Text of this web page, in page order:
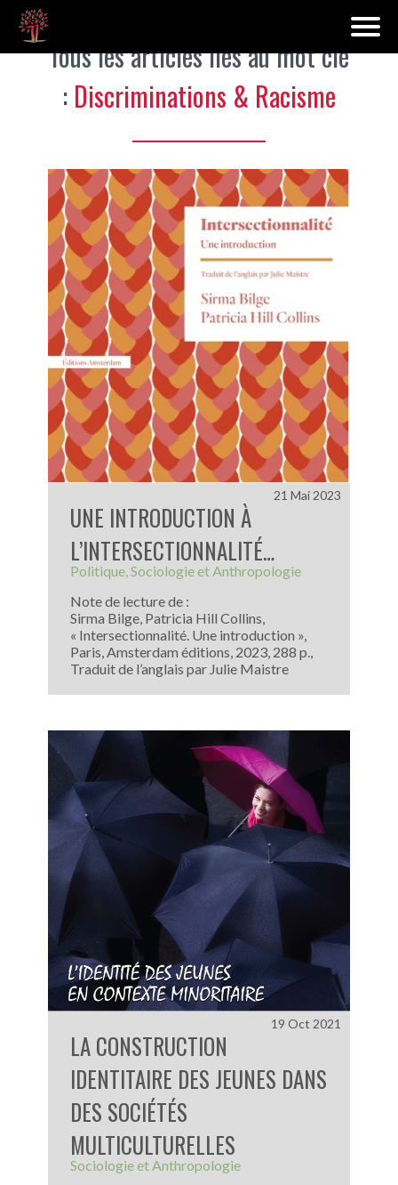
Tous les articles liés au mot clé
: Discriminations & Racisme
UNE INTRODUCTION À
L’INTERSECTIONNALITÉ…
Politique Sociologie et Anthropologie
Note de lecture de :
Sirma Bilge, Patricia Hill Collins,
« Intersectionnalité. Une introduction »,
Paris, Amsterdam éditions, 2023, 288 p.,
Traduit de l’anglais par Julie Maistre
21 Mai 2023
LA CONSTRUCTION
IDENTITAIRE DES JEUNES DANS
DES SOCIÉTÉS
MULTICULTURELLES
Sociologie et Anthropologie
19 Oct 2021